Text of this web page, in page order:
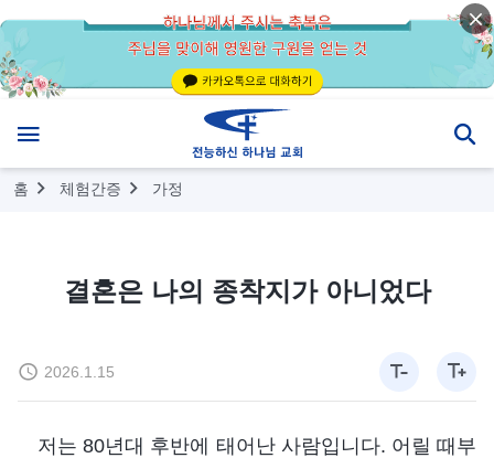
홈 체험간증 가정
결혼은 나의 종착지가 아니었다
2026.1.15
저는 80년대 후반에 태어난 사람입니다. 어릴 때부